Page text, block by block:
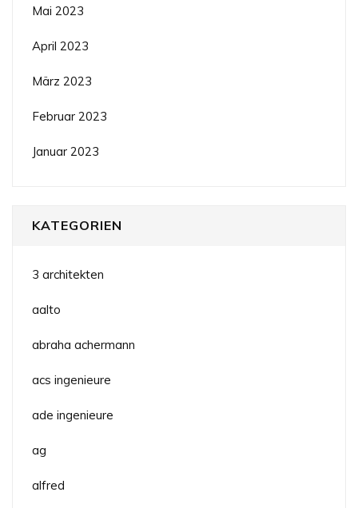
Mai 2023
April 2023
März 2023
Februar 2023
Januar 2023
KATEGORIEN
3 architekten
aalto
abraha achermann
acs ingenieure
ade ingenieure
ag
alfred